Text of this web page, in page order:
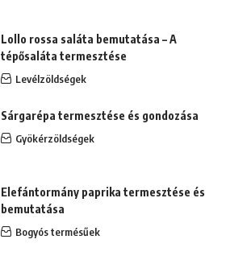
Lollo rossa saláta bemutatása – A
tépősaláta termesztése
Levélzöldségek
Sárgarépa termesztése és gondozása
Gyökérzöldségek
Elefántormány paprika termesztése és
bemutatása
Bogyós termésűek